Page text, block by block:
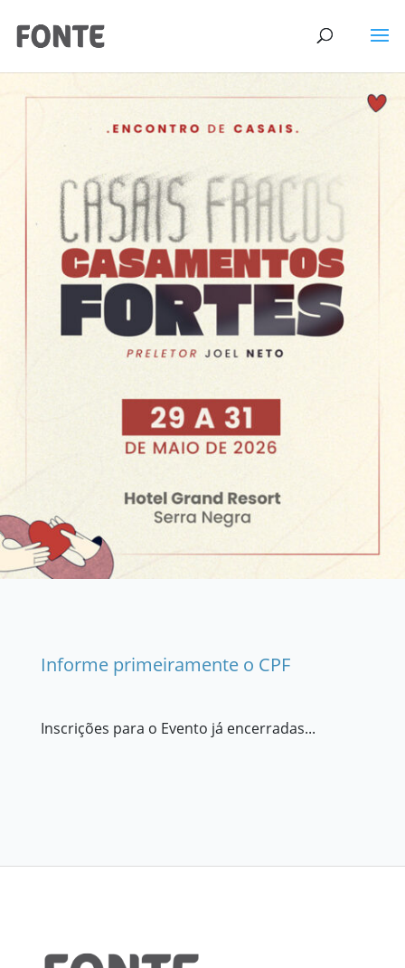
Informe primeiramente o CPF
Inscrições para o Evento já encerradas...